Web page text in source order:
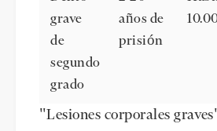
grave
de
segundo
grado
años de
prisión
"Lesiones corporales